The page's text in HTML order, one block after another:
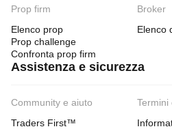
Prop firm
Elenco prop
Prop challenge
Confronta prop firm
Broker
Elenco
Assistenza e sicurezza
Community e aiuto
Traders First™
Termini